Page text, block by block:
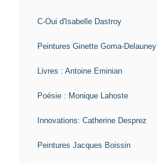
C-Oui d'Isabelle Dastroy
Peintures Ginette Goma-Delauney
Livres : Antoine Eminian
Poésie : Monique Lahoste
Innovations: Catherine Desprez
Peintures Jacques Boissin